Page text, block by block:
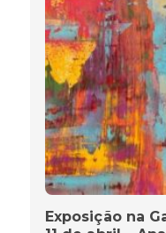
Exposição na